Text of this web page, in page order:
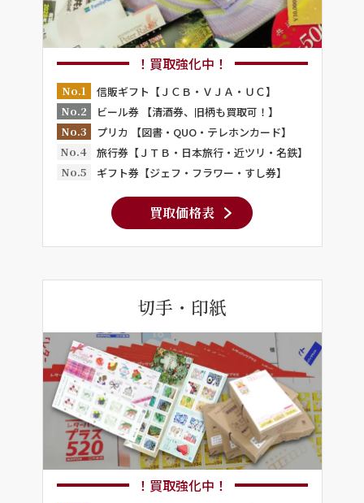
！買取強化中！
No.1
信販ギフト【ＪＣＢ・ＶＪＡ・ＵＣ】
No.2
ビール券 【清酒券、旧柄も買取可！】
No.3
プリカ 【図書・QUO・テレホンカード】
No.4
旅行券【ＪＴＢ・日本旅行・近ツリ・名鉄】
No.5
ギフト券【ジェフ・フラワー・すし券】
買取価格表
切手・印紙
！買取強化中！